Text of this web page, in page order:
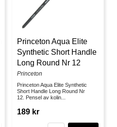
Princeton Aqua Elite
Synthetic Short Handle
Long Round Nr 12
Princeton
Princeton Aqua Elite Synthetic
Short Handle Long Round Nr
12. Pensel av kolin...
189 kr